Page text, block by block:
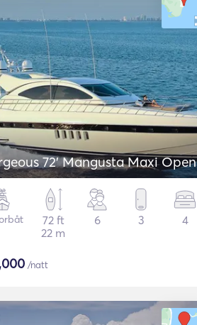
72' Mangusta Maxi Open
72 ft
22 m
6 3 4
/natt